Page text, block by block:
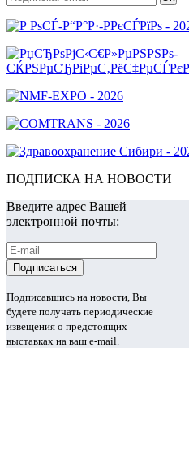
ПОДПИСКА НА НОВОСТИ
Введите адрес Вашей
электронной почты:
Подписавшись на новости, Вы
будете получать периодические
извещения о предстоящих
выставках на ваш e-mail.